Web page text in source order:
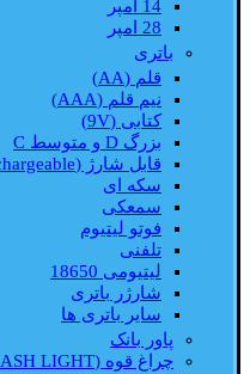
14 امپر
28 امپر
باتری
قلم (AA)
نیم قلم (AAA)
کتابی (9V)
بزرگ D و متوسط C
قابل شارژ (Rechargeable)
سکه ای
سمعکی
فوتو لیتیوم
تلفنی
لیتیومی 18650
شارژر باتری
سایر باتری ها
پاور بانک
چراغ قوه (FLASH LIGHT)